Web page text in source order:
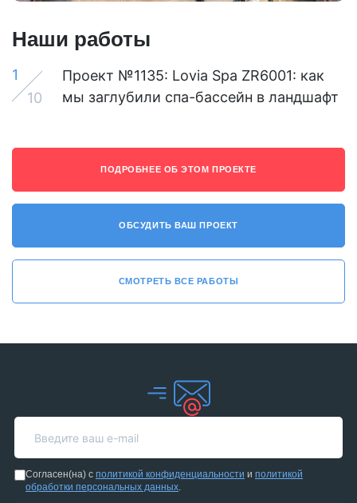
спа-бассейн."
Наши работы
1
10
Проект №1135: Lovia Spa ZR6001: как
мы заглубили спа-бассейн в ландшафт
ПОДРОБНЕЕ ОБ ЭТОМ ПРОЕКТЕ
ОБСУДИТЬ ВАШ ПРОЕКТ
СМОТРЕТЬ ВСЕ РАБОТЫ
Согласен(на) с политикой конфиденциальности и политикой
обработки персональных данных.